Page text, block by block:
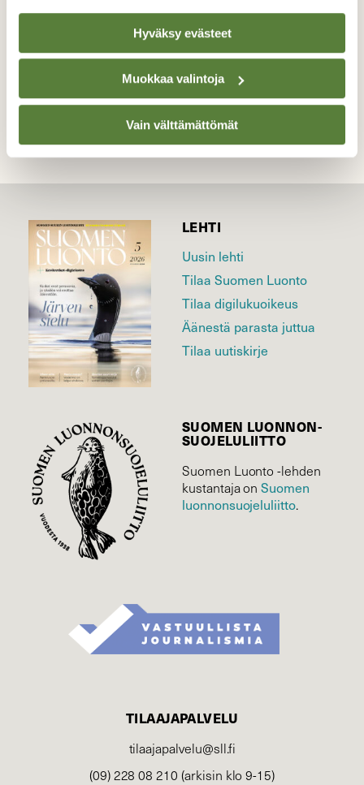
Hyväksy evästeet
Muokkaa valintoja
Vain välttämättömät
TAKAISIN LISTAAN
LEHTI
Uusin lehti
Tilaa Suomen Luonto
Tilaa digilukuoikeus
Äänestä parasta juttua
Tilaa uutiskirje
SUOMEN LUONNON­
SUOJELU­LIITTO
Suomen Luonto -lehden
kustantaja onSuomen
luonnonsuojelu­liitto.
TILAAJAPALVELU
tilaajapalvelu@sll.fi
(09) 228 08 210 (arkisin klo 9-15)